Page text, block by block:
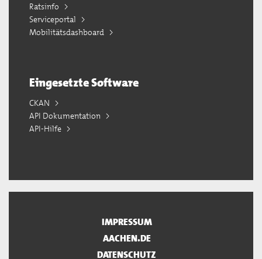
Ratsinfo
Serviceportal
Mobilitätsdashboard
Eingesetzte Software
CKAN
API Dokumentation
API-Hilfe
IMPRESSUM
AACHEN.DE
DATENSCHUTZ